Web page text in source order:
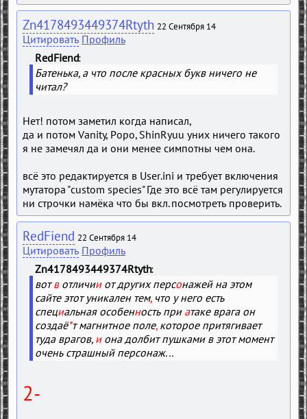
Zn4178493449374Rtyth 22 Сентября 14
Цитировать Профиль
RedFiend
Батенька, а что после красных букв ничего не
читал?
Нет! потом заметил когда написал,
да и потом Vanity, Popo, ShinRyuu уних ничего такого
я не замечял да и они менее симпотны чем она.
всё это редактируется в User.ini и требует включения
мутатора "custom species" Где это всё там регулируется
ни строчки намёка что бы вкл. посмотреть проверить.
RedFiend 22 Сентября 14
Цитировать Профиль
Zn4178493449374Rtyth
вотвотличииот других персонажей на этом
сайте этот уникален тем, что у него есть
специальная особенность при атаке врага он
создаё*т магнитное поле, которое притягивает
туда врагов, иона долбит пушками в этот момент
очень страшный персонаж...
2-